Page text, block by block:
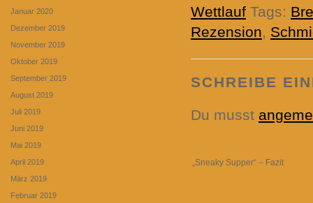
Wettlauf Tags:
Rezension,
SCHREIBE
Du musst
„Sneaky Supper“ – Fazit
Januar 2020
Dezember 2019
November 2019
Oktober 2019
September 2019
August 2019
Juli 2019
Juni 2019
Mai 2019
April 2019
März 2019
Februar 2019